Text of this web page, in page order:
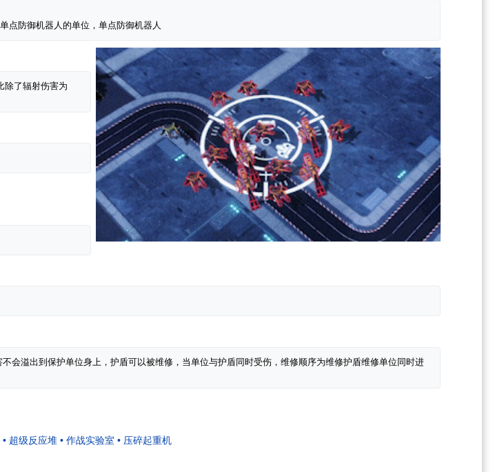
• 超级反应堆 • 作战实验室 • 压碎起重机